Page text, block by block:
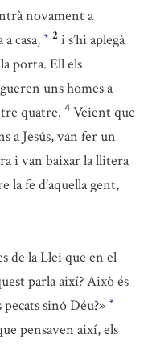
novament a
casa, * 2 i s’hi aplegà
porta. Ell els
uns homes a
quatre. 4 Veient que
a Jesús, van fer un
i van baixar la llitera
la fe d’aquella gent,
de la Llei que en el
parla així? Això és
sinó Déu?» *
pensaven així, els